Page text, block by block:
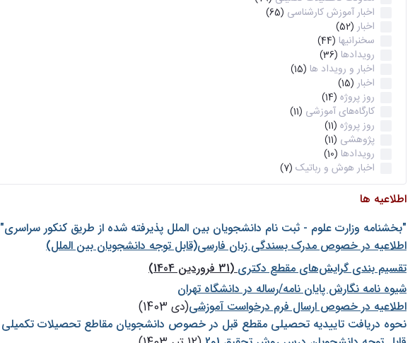
اخبار آموزش کارشناسی (65)
اخبار (52)
سخنرانیها (44)
رویدادها (36)
اخبار و رویداد ها (15)
اخبار (15)
روز پروژه (14)
کارگاه‌های آموزشی (11)
روز پروژه (11)
پژوهشی (11)
رویدادها (10)
اخبار هوش و رباتیک (7)
اطلاعیه ها
"بخشنامه وزارت علوم - ثبت نام دانشجويان بين الملل پذيرفته شده از طريق كنكور سراسری"
اطلاعیه در خصوص مدرک بسندگی زبان فارسی(قابل توجه دانشجویان بین الملل)
تقسیم بندی گرایش‌های مقطع دکتری(31 فروردین 1404)
شيوه نامه نگارش پايان نامه/رساله در دانشگاه تهران
اطلاعیه در خصوص ارسال فرم درخواست آموزشی(دی 1403)
نحوه دریافت تاییدیه تحصیلی مقطع قبل در خصوص دانشجویان مقاطع تحصیلات تکمیلی